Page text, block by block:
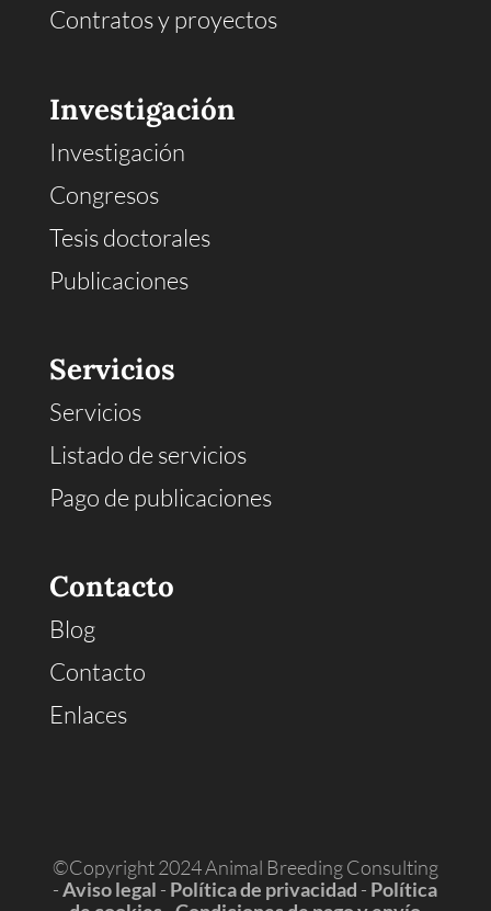
Contratos y proyectos
Investigación
Investigación
Congresos
Tesis doctorales
Publicaciones
Servicios
Servicios
Listado de servicios
Pago de publicaciones
Contacto
Blog
Contacto
Enlaces
©Copyright 2024 Animal Breeding Consulting
-Aviso legal - Política de privacidad - Política